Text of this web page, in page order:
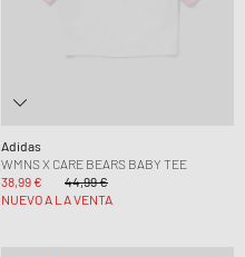
Adidas
WMNS X CARE BEARS BABY TEE
38,99 €
44,99 €
NUEVO A LA VENTA